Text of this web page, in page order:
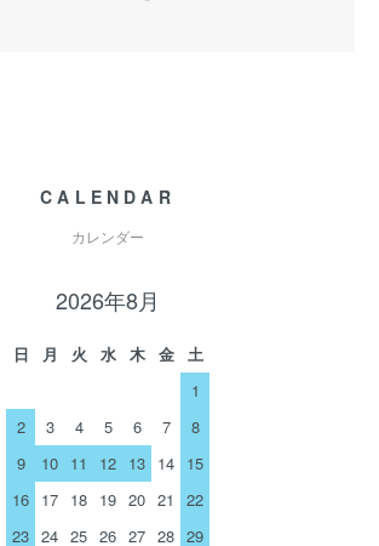
CALENDAR
カレンダー
2026年8月
日 月 火 水 木 金
土
1
2
3 4 5 6 7
8
9
10 11 12 13 14 15
16 17 18 19 20 21
22
23 24 25 26 27 28 29